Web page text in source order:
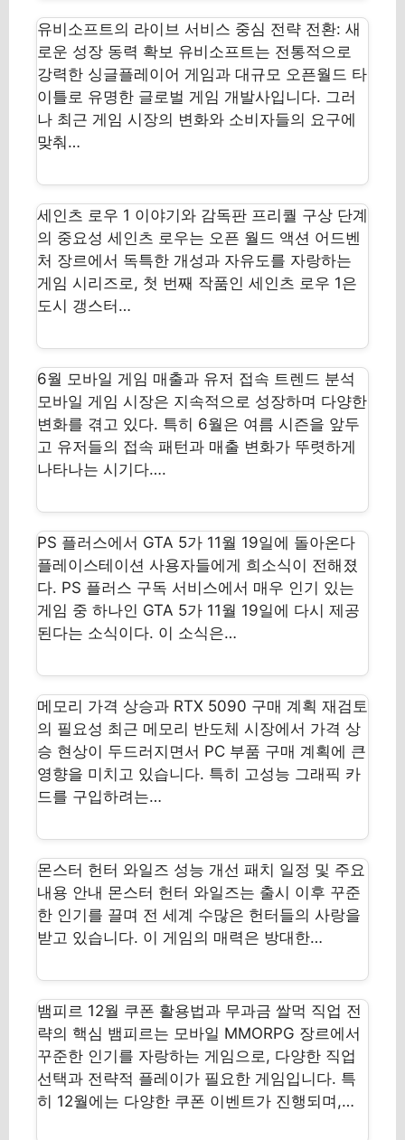
유비소프트의 라이브 서비스 중심 전략 전환: 새
로운 성장 동력 확보 유비소프트는 전통적으로
강력한 싱글플레이어 게임과 대규모 오픈월드 타
이틀로 유명한 글로벌 게임 개발사입니다. 그러
나 최근 게임 시장의 변화와 소비자들의 요구에
맞춰…
세인츠 로우 1 이야기와 감독판 프리퀄 구상 단계
의 중요성 세인츠 로우는 오픈 월드 액션 어드벤
처 장르에서 독특한 개성과 자유도를 자랑하는
게임 시리즈로, 첫 번째 작품인 세인츠 로우 1은
도시 갱스터…
6월 모바일 게임 매출과 유저 접속 트렌드 분석
모바일 게임 시장은 지속적으로 성장하며 다양한
변화를 겪고 있다. 특히 6월은 여름 시즌을 앞두
고 유저들의 접속 패턴과 매출 변화가 뚜렷하게
나타나는 시기다….
PS 플러스에서 GTA 5가 11월 19일에 돌아온다
플레이스테이션 사용자들에게 희소식이 전해졌
다. PS 플러스 구독 서비스에서 매우 인기 있는
게임 중 하나인 GTA 5가 11월 19일에 다시 제공
된다는 소식이다. 이 소식은…
메모리 가격 상승과 RTX 5090 구매 계획 재검토
의 필요성 최근 메모리 반도체 시장에서 가격 상
승 현상이 두드러지면서 PC 부품 구매 계획에 큰
영향을 미치고 있습니다. 특히 고성능 그래픽 카
드를 구입하려는…
몬스터 헌터 와일즈 성능 개선 패치 일정 및 주요
내용 안내 몬스터 헌터 와일즈는 출시 이후 꾸준
한 인기를 끌며 전 세계 수많은 헌터들의 사랑을
받고 있습니다. 이 게임의 매력은 방대한…
뱀피르 12월 쿠폰 활용법과 무과금 쌀먹 직업 전
략의 핵심 뱀피르는 모바일 MMORPG 장르에서
꾸준한 인기를 자랑하는 게임으로, 다양한 직업
선택과 전략적 플레이가 필요한 게임입니다. 특
히 12월에는 다양한 쿠폰 이벤트가 진행되며,…